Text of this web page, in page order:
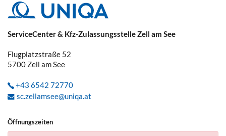
ServiceCenter & Kfz-Zulassungsstelle Zell am See
Flugplatzstraße 52
5700 Zell am See
+43 6542 72770
sc.zellamsee@uniqa.at
Öffnungszeiten